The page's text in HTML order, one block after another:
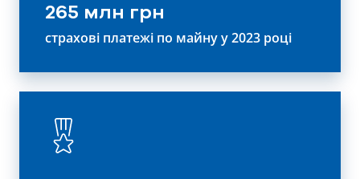
265 млн грн
страхові платежі по майну у 2023 році